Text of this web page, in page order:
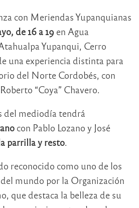
con Meriendas Yupanquianas
de 16 a 19 en Agua
Yupanqui, Cerro
una experiencia distinta para
del Norte Cordobés, con
“Coya” Chavero.
del mediodía tendrá
con Pablo Lozano y José
parrillay resto.
reconocido como uno de los
mundo por la Organización
que destaca la belleza de su